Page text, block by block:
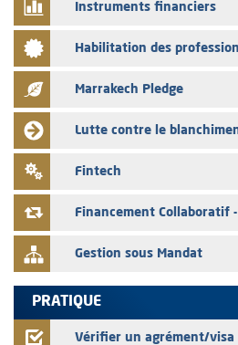
03/08/2026
Liste des agréments et visas d'OPCVM
mois de juillet 2026
03/08/2026
L' AMMC publie les indicateurs
le mois de Juin 2026
31/07/2026
L’AMMC met sur son site internet les
émetteurs du 30 au 31 juillet 2026
Instruments financiers
Habilitation des
Marrakech Pledge
Lutte contre le
Fintech
Financement Collaboratif
Gestion sous Mandat
PRATIQUE
Vérifier un agrément/visa